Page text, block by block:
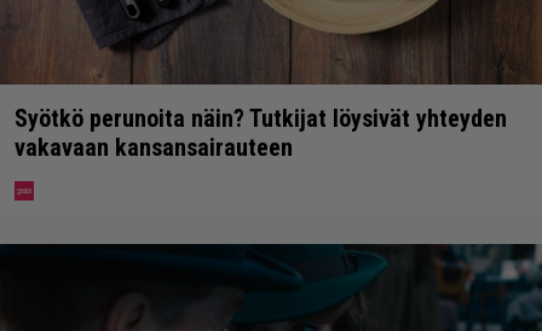
Syötkö perunoita näin? Tutkijat löysivät yhteyden
vakavaan kansansairauteen